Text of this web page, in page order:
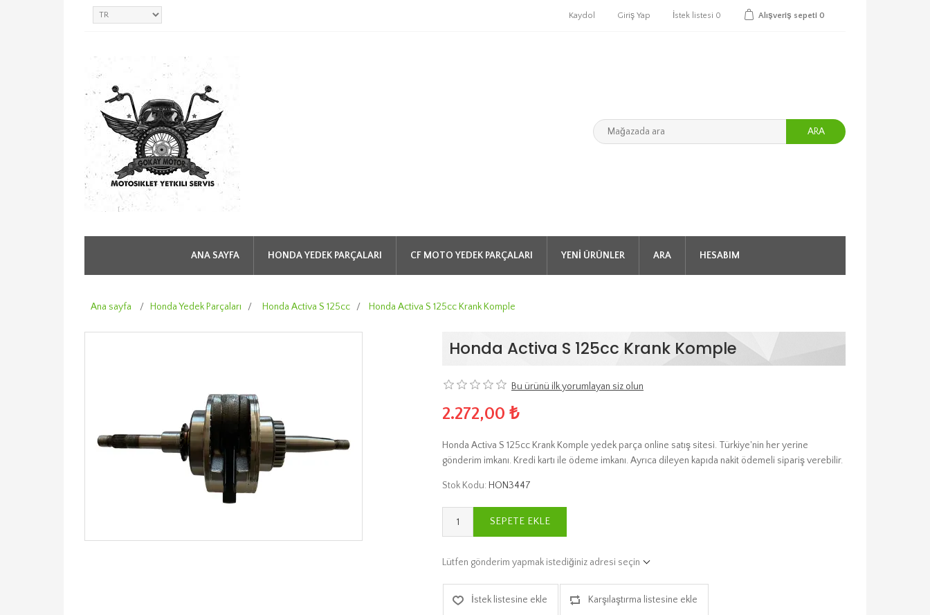
Kaydol Giriş Yap İstek listesi 0 Alışveriş sepeti 0
ARA
ANA SAYFA HONDA YEDEK PARÇALARI CF MOTO YEDEK PARÇALARI YENI ÜRÜNLER ARA HESABIM
Ana sayfa / Honda Yedek Parçaları / Honda Activa S 125cc / Honda Activa S 125cc Krank Komple
Honda Activa S 125cc Krank Komple
Bu ürünü ilk yorumlayan siz olun
2.272,00 ₺
Honda Activa S 125cc Krank Komple yedek parça online satış sitesi. Türkiye'nin her yerine
gönderim imkanı. Kredi kartı ile ödeme imkanı. Ayrıca dileyen kapıda nakit ödemeli sipariş verebilir.
Stok Kodu: HON3447
SEPETE EKLE
Lütfen gönderim yapmak istediğiniz adresi seçin
İstek listesine ekle Karşılaştırma listesine ekle